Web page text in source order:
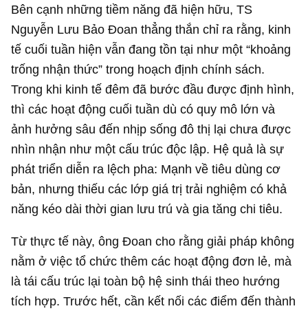
Bên cạnh những tiềm năng đã hiện hữu, TS
Nguyễn Lưu Bảo Đoan thẳng thắn chỉ ra rằng, kinh
tế cuối tuần hiện vẫn đang tồn tại như một “khoảng
trống nhận thức” trong hoạch định chính sách.
Trong khi kinh tế đêm đã bước đầu được định hình,
thì các hoạt động cuối tuần dù có quy mô lớn và
ảnh hưởng sâu đến nhịp sống đô thị lại chưa được
nhìn nhận như một cấu trúc độc lập. Hệ quả là sự
phát triển diễn ra lệch pha: Mạnh về tiêu dùng cơ
bản, nhưng thiếu các lớp giá trị trải nghiệm có khả
năng kéo dài thời gian lưu trú và gia tăng chi tiêu.
Từ thực tế này, ông Đoan cho rằng giải pháp không
nằm ở việc tổ chức thêm các hoạt động đơn lẻ, mà
là tái cấu trúc lại toàn bộ hệ sinh thái theo hướng
tích hợp. Trước hết, cần kết nối các điểm đến thành